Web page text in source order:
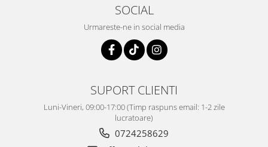
SOCIAL
Urmareste-ne in social media
SUPORT CLIENTI
Luni-Vineri, 09:00-17:00 (Timp raspuns email: 1-2 zile
lucratoare)
0724258629